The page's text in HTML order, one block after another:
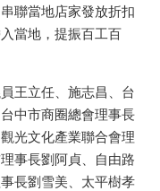
聯當地店家發放折扣
當地，提振百工百
王立任、施志昌、台
中市商圈總會理事長
光文化產業聯合會理
事長劉阿貞、自由路
長劉雪美、太平樹孝